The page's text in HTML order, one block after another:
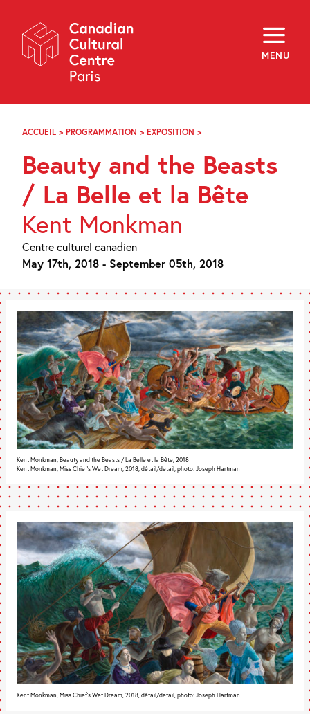
Navigation
MENU
About
Programming
Off-Site
Explore
Archives
f i
FR EN
ACCUEIL > PROGRAMMATION > EXPOSITION >
THE
BEASTS
LA
BELLE
Beauty and the Beasts
/ La Belle et la Bête
Kent Monkman
Centre culturel canadien
May 17th, 2018 - September 05th, 2018
Kent Monkman, Beauty and the Beasts / La Belle et la Bête, 2018
Kent Monkman, Miss Chief’s Wet Dream, 2018, détail/detail, photo: Joseph Hartman
Kent Monkman, Miss Chief’s Wet Dream, 2018, détail/detail, photo: Joseph Hartman